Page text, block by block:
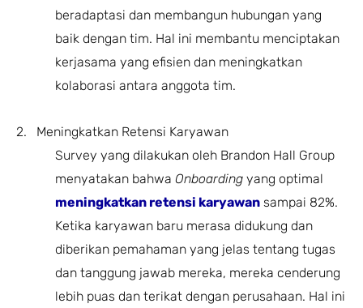
beradaptasi dan membangun hubungan yang
baik dengan tim. Hal ini membantu menciptakan
kerjasama yang efisien dan meningkatkan
kolaborasi antara anggota tim.
2. Meningkatkan Retensi Karyawan
Survey yang dilakukan oleh Brandon Hall Group
menyatakan bahwa Onboarding yang optimal
meningkatkan retensi karyawan sampai 82%.
Ketika karyawan baru merasa didukung dan
diberikan pemahaman yang jelas tentang tugas
dan tanggung jawab mereka, mereka cenderung
lebih puas dan terikat dengan perusahaan. Hal ini